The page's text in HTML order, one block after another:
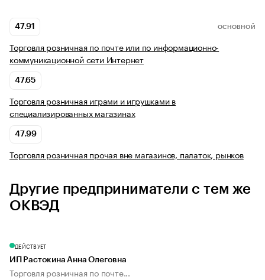
47.91 ОСНОВНОЙ
Торговля розничная по почте или по информационно-
коммуникационной сети Интернет
47.65
Торговля розничная играми и игрушками в
специализированных магазинах
47.99
Торговля розничная прочая вне магазинов, палаток, рынков
Другие предприниматели с тем же
ОКВЭД
ДЕЙСТВУЕТ
ИП Растокина Анна Олеговна
Торговля розничная по почте...